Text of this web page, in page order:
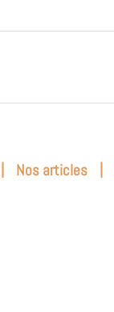
| Nos articles |